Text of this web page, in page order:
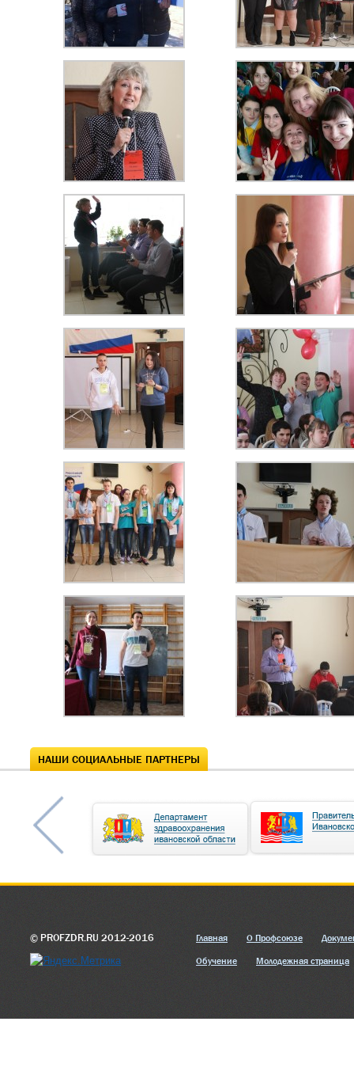
НАШИ СОЦИАЛЬНЫЕ ПАРТНЕРЫ
© PROFZDR.RU 2012-2016 Главная О Профсоюзе
Обучение Молодежная страница